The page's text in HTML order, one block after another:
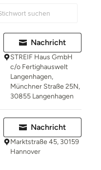
Nachricht
STREIF Haus GmbH
c/o Fertighauswelt
Langenhagen,
Münchner Straße 25N,
30855 Langenhagen
Nachricht
Marktstraße 45, 30159
Hannover